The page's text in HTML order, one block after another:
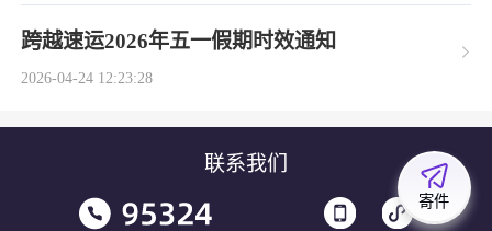
跨越速运2026年五一假期时效通知
2026-04-24 12:23:28
寄件
联系我们